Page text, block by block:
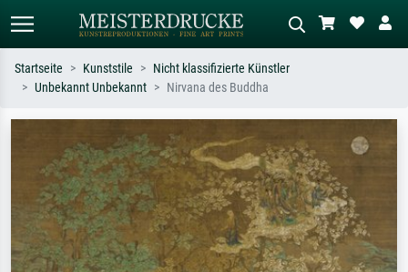
Suchen Sie nach Künstlern, Werktiteln
oder Stilen – z.B. Monet,
Sternennacht, Impressionismus, Welle
Hokusai, Akt.
Beschreiben Sie die Szene – z.B. Grüne
Wiese, Abstrakt mit viel Rot, Dunkles
Ölgemälde, Stehender Akt neben einem
Baum.
Startseite Kunststile
Nicht klassifizierte Künstler
Unbekannt Unbekannt
Nirvana des Buddha